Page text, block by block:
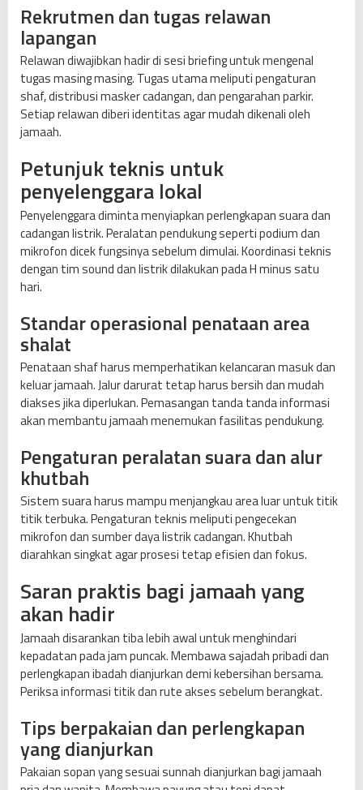
Rekrutmen dan tugas relawan
lapangan
Relawan diwajibkan hadir di sesi briefing untuk mengenal
tugas masing masing. Tugas utama meliputi pengaturan
shaf, distribusi masker cadangan, dan pengarahan parkir.
Setiap relawan diberi identitas agar mudah dikenali oleh
jamaah.
Petunjuk teknis untuk
penyelenggara lokal
Penyelenggara diminta menyiapkan perlengkapan suara dan
cadangan listrik. Peralatan pendukung seperti podium dan
mikrofon dicek fungsinya sebelum dimulai. Koordinasi teknis
dengan tim sound dan listrik dilakukan pada H minus satu
hari.
Standar operasional penataan area
shalat
Penataan shaf harus memperhatikan kelancaran masuk dan
keluar jamaah. Jalur darurat tetap harus bersih dan mudah
diakses jika diperlukan. Pemasangan tanda tanda informasi
akan membantu jamaah menemukan fasilitas pendukung.
Pengaturan peralatan suara dan alur
khutbah
Sistem suara harus mampu menjangkau area luar untuk titik
titik terbuka. Pengaturan teknis meliputi pengecekan
mikrofon dan sumber daya listrik cadangan. Khutbah
diarahkan singkat agar prosesi tetap efisien dan fokus.
Saran praktis bagi jamaah yang
akan hadir
Jamaah disarankan tiba lebih awal untuk menghindari
kepadatan pada jam puncak. Membawa sajadah pribadi dan
perlengkapan ibadah dianjurkan demi kebersihan bersama.
Periksa informasi titik dan rute akses sebelum berangkat.
Tips berpakaian dan perlengkapan
yang dianjurkan
Pakaian sopan yang sesuai sunnah dianjurkan bagi jamaah